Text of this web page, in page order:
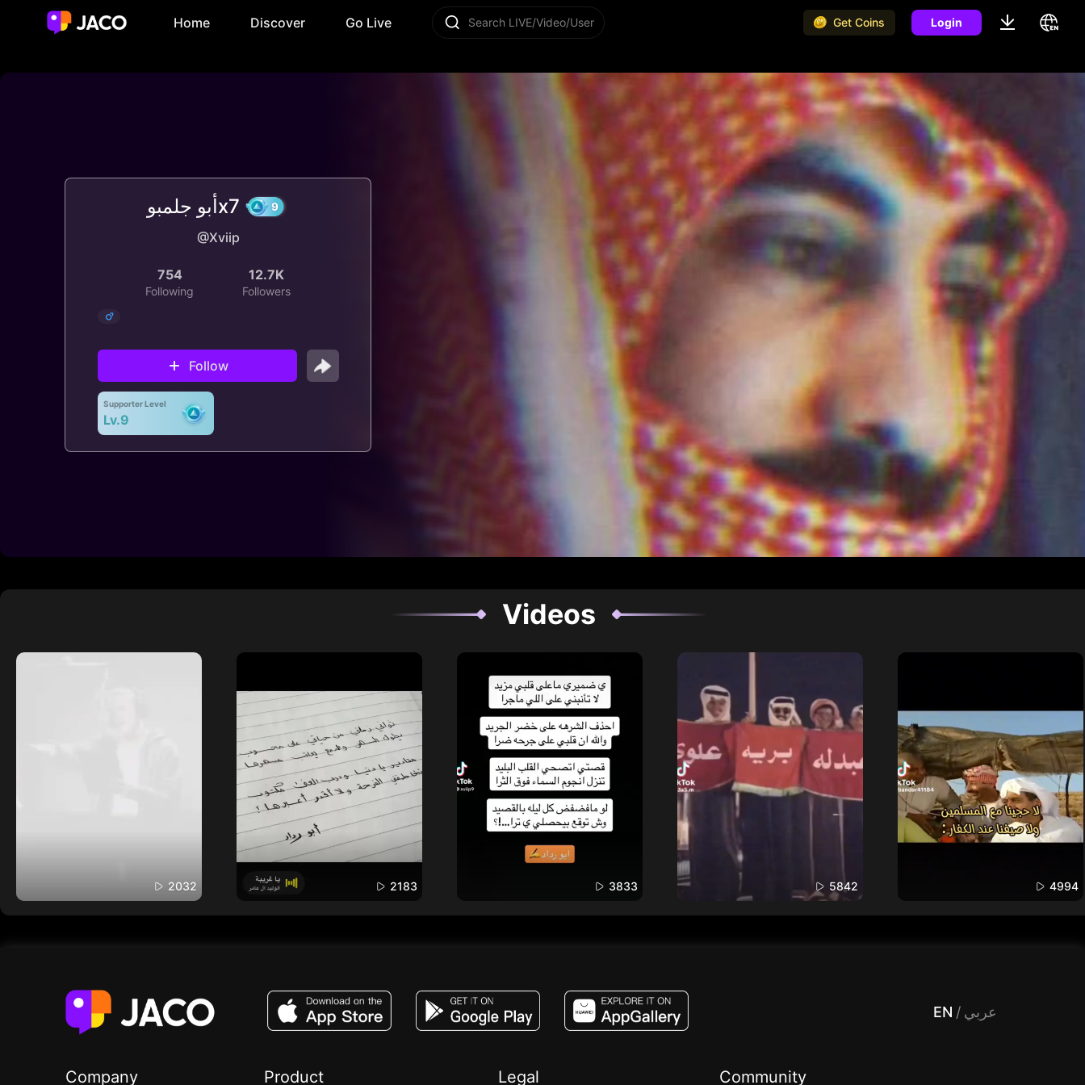
Home Discover Go Live Search LIVE/Video/User Get Coins Login
أبو جلمبوx7
@Xviip
754
Following
12.7K
Followers
Follow
Supporter Level
Lv.9
Videos
2032 2183 3833 5842 4994
EN / عربي
Company Product Legal Community